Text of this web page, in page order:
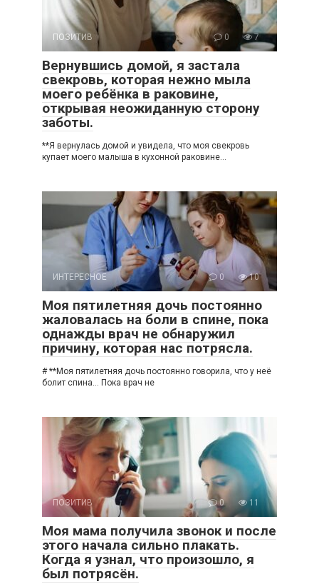
ПОЗИТИВ 0 7
Вернувшись домой, я застала
свекровь, которая нежно мыла
моего ребёнка в раковине,
открывая неожиданную сторону
заботы.
**Я вернулась домой и увидела, что моя свекровь
купает моего малыша в кухонной раковине…
ИНТЕРЕСНОЕ 0 10
Моя пятилетняя дочь постоянно
жаловалась на боли в спине, пока
однажды врач не обнаружил
причину, которая нас потрясла.
# **Моя пятилетняя дочь постоянно говорила, что у неё
болит спина… Пока врач не
ПОЗИТИВ 0 11
Моя мама получила звонок и после
этого начала сильно плакать.
Когда я узнал, что произошло, я
был потрясён.